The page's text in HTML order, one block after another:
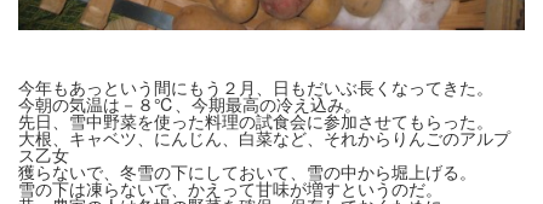
今年もあっという間にもう２月、日もだいぶ長くなってきた。
今朝の気温は－８℃、今期最高の冷え込み。
先日、雪中野菜を使った料理の試食会に参加させてもらった。
大根、キャベツ、にんじん、白菜など、それからりんごのアルプ
ス乙女
獲らないで、冬雪の下にしておいて、雪の中から堀上げる。
雪の下は凍らないで、かえって甘味が増すというのだ。